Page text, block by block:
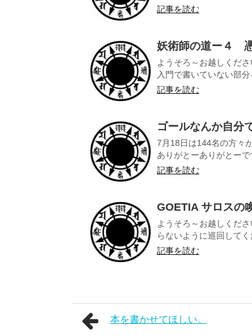
記事を読む
妖術師の道ー４
ようそろ～お越しくだ
入門で書いていない部
記事を読む
ゴールなんか自分
7月18日は144名の方々
ありがとーありがとーで
記事を読む
GOETIA サロスの
ようそろ～お越しくだ
らないように巡回して
記事を読む
本を書かせてほしい。